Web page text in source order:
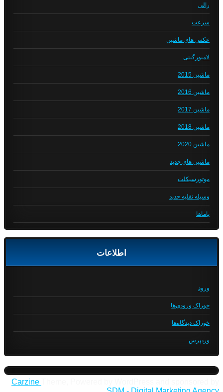
رالی
سرعت
عکس های ماشین
لامبورگینی
ماشین 2015
ماشین 2016
ماشین 2017
ماشین 2018
ماشین 2020
ماشین های جدید
موتورسیکلت
وسیله نقلیه جدید
یاماها
اطلاعات
ورود
خوراک ورودی‌ها
خوراک دیدگاه‌ها
وردپرس
Carzine